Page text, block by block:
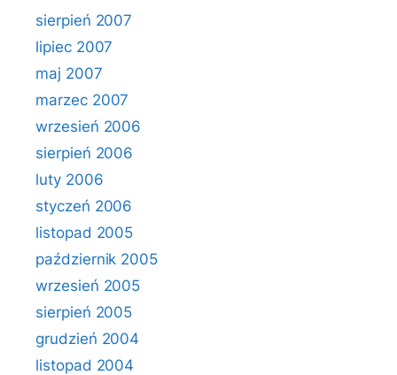
sierpień 2007
lipiec 2007
maj 2007
marzec 2007
wrzesień 2006
sierpień 2006
luty 2006
styczeń 2006
listopad 2005
październik 2005
wrzesień 2005
sierpień 2005
grudzień 2004
listopad 2004